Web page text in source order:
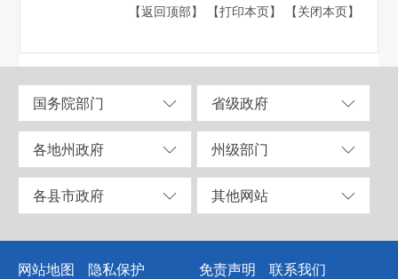
【返回顶部】
【打印本页】 【关闭本页】
国务院部门 省级政府
各地州政府 州级部门
各县市政府 其他网站
网站地图 隐私保护 免责声明 联系我们